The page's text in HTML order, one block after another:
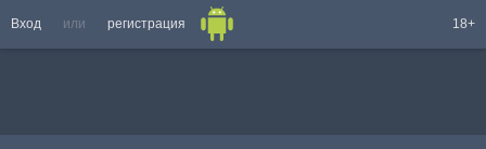
Вход или регистрация 18+